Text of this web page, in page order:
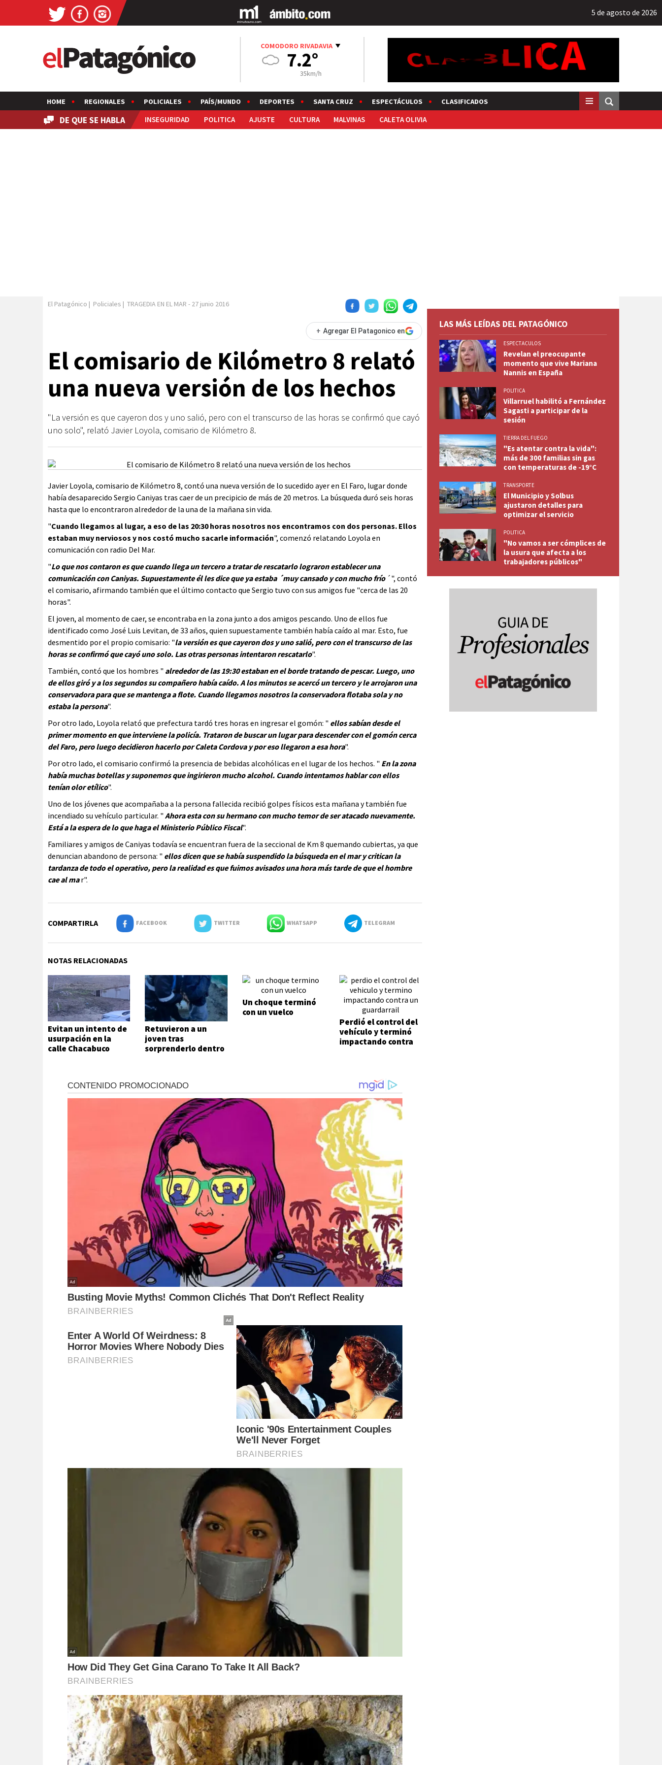
5 de agosto de 2026
COMODORO RIVADAVIA
7.2°
35km/h
HOME REGIONALES POLICIALES PAÍS/MUNDO DEPORTES SANTA CRUZ ESPECTÁCULOS CLASIFICADOS
DE QUE SE HABLA INSEGURIDAD POLITICA AJUSTE CULTURA MALVINAS CALETA OLIVIA
El Patagónico | Policiales | TRAGEDIA EN EL MAR - 27 junio 2016
+ Agregar El Patagonico en
El comisario de Kilómetro 8 relató
una nueva versión de los hechos
"La versión es que cayeron dos y uno salió, pero con el transcurso de las horas se confirmó que cayó
uno solo", relató Javier Loyola, comisario de Kilómetro 8.
Javier Loyola, comisario de Kilómetro 8, contó una nueva versión de lo sucedido ayer en El Faro, lugar donde
había desaparecido Sergio Caniyas tras caer de un precipicio de más de 20 metros. La búsqueda duró seis horas
hasta que lo encontraron alrededor de la una de la mañana sin vida.
"Cuando llegamos al lugar, a eso de las 20:30 horas nosotros nos encontramos con dos personas. Ellos
estaban muy nerviosos y nos costó mucho sacarle información", comenzó relatando Loyola en
comunicación con radio Del Mar.
"Lo que nos contaron es que cuando llega un tercero a tratar de rescatarlo lograron establecer una
comunicación con Caniyas. Supuestamente él les dice que ya estaba ´muy cansado y con mucho frío´", contó
el comisario, afirmando también que el último contacto que Sergio tuvo con sus amigos fue "cerca de las 20
horas".
El joven, al momento de caer, se encontraba en la zona junto a dos amigos pescando. Uno de ellos fue
identificado como José Luis Levitan, de 33 años, quien supuestamente también había caído al mar. Esto, fue
desmentido por el propio comisario: "la versión es que cayeron dos y uno salió, pero con el transcurso de las
horas se confirmó que cayó uno solo. Las otras personas intentaron rescatarlo".
También, contó que los hombres " alrededor de las 19:30 estaban en el borde tratando de pescar. Luego, uno
de ellos giró y a los segundos su compañero había caído. A los minutos se acercó un tercero y le arrojaron una
conservadora para que se mantenga a flote. Cuando llegamos nosotros la conservadora flotaba sola y no
estaba la persona".
Por otro lado, Loyola relató que prefectura tardó tres horas en ingresar el gomón: " ellos sabían desde el
primer momento en que interviene la policía. Trataron de buscar un lugar para descender con el gomón cerca
del Faro, pero luego decidieron hacerlo por Caleta Cordova y por eso llegaron a esa hora".
Por otro lado, el comisario confirmó la presencia de bebidas alcohólicas en el lugar de los hechos. " En la zona
había muchas botellas y suponemos que ingirieron mucho alcohol. Cuando intentamos hablar con ellos
tenían olor etílico".
Uno de los jóvenes que acompañaba a la persona fallecida recibió golpes físicos esta mañana y también fue
incendiado su vehículo particular. " Ahora esta con su hermano con mucho temor de ser atacado nuevamente.
Está a la espera de lo que haga el Ministerio Público Fiscal".
Familiares y amigos de Caniyas todavía se encuentran fuera de la seccional de Km 8 quemando cubiertas, ya que
denuncian abandono de persona: " ellos dicen que se había suspendido la búsqueda en el mar y critican la
tardanza de todo el operativo, pero la realidad es que fuimos avisados una hora más tarde de que el hombre
cae al mar".
COMPARTIRLA FACEBOOK TWITTER WHATSAPP TELEGRAM
NOTAS RELACIONADAS
Evitan un intento de
usurpación en la
calle Chacabuco
Retuvieron a un
joven tras
sorprenderlo dentro
Un choque terminó
con un vuelco
Perdió el control del
vehículo y terminó
impactando contra
LAS MÁS LEÍDAS DEL PATAGÓNICO
ESPECTACULOS
Revelan el preocupante
momento que vive Mariana
Nannis en España
POLITICA
Villarruel habilitó a Fernández
Sagasti a participar de la
sesión
TIERRA DEL FUEGO
"Es atentar contra la vida":
más de 300 familias sin gas
con temperaturas de -19°C
TRANSPORTE
El Municipio y Solbus
ajustaron detalles para
optimizar el servicio
POLITICA
"No vamos a ser cómplices de
la usura que afecta a los
trabajadores públicos"